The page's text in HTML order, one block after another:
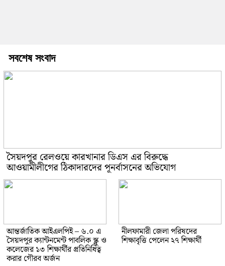
সবশেষ সংবাদ
সৈয়দপুর রেলওয়ে কারখানার ডিএস এর বিরুদ্ধে
আওয়ামীলীগের ঠিকাদারদের পূনর্বাসনের অভিযোগ
আন্তর্জাতিক আইএলপিই – ৬.০ এ
সৈয়দপুর ক্যান্টনমেন্ট পাবলিক স্ক্লু ও
কলেজের ১৩ শিক্ষার্থীর প্রতিনিধিত্ব
করার গৌরব অর্জন
নীলফামারী জেলা পরিষদের
শিক্ষাবৃত্তি পেলেন ২৭ শিক্ষার্থী